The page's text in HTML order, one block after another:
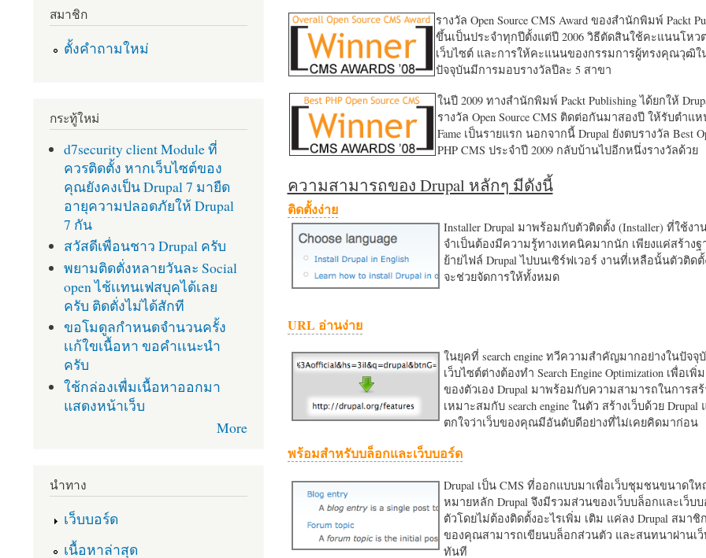
รางวัล Open Source CMS Award ของสำนักพิมพ์ Packt
ขึ้นเป็นประจำทุกปีตั้งแต่ปี 2006 วิธีตัดสินใช้คะแนนโหว
เว็บไซต์ และการให้คะแนนของกรรมการผู้ทรงคุณวุฒิใ
ปัจจุบันมีการมอบรางวัลปีละ 5 สาขา
ในปี 2009 ทางสำนักพิมพ์ Packt Publishing ได้ยกให้
รางวัล Open Source CMS ติดต่อกันมาสองปี ให้รับตำแ
Fame เป็นรายแรก นอกจากนี้ Drupal ยังตบรางวัล Best
PHP CMS ประจำปี 2009 กลับบ้านไปอีกหนึ่งรางวัลด้วย
ความสามารถของ Drupal หลักๆ มีดังนี้
ติดตั้งง่าย
Installer Drupal มาพร้อมกับตัวติดตั้ง (Installer) ที่ใช้งา
จำเป็นต้องมีความรู้ทางเทคนิคมากนัก เพียงแค่สร้าง
ย้ายไฟล์ Drupal ไปบนเซิร์ฟเวอร์ งานที่เหลือนั้นตัวติดตั้
จะช่วยจัดการให้ทั้งหมด
URL อ่านง่าย
ในยุคที่ search engine ทวีความสำคัญมากอย่างในปัจจุ
เว็บไซต์ต่างต้องทำ Search Engine Optimization เพื่อเ
ของตัวเอง Drupal มาพร้อมกับความสามารถในการสร้
เหมาะสมกับ search engine ในตัว สร้างเว็บด้วย
ตกใจว่าเว็บของคุณมีอันดับดีอย่างที่ไม่เคยคิดมาก่อน
พร้อมสำหรับบล็อกและเว็บบอร์ด
Drupal เป็น CMS ที่ออกแบบมาเพื่อเว็บชุมชนขนาดให
หมายหลัก Drupal จึงมีรวมส่วนของเว็บบล็อกและเว็บ
ตัวโดยไม่ต้องติดตั้งอะไรเพิ่ม เติม แค่ลง Drupal สมาชิ
ของคุณสามารถเขียนบล็อกส่วนตัว และสนทนาผ่านเว็
ทันที
สมาชิก
ตั้งคำถามใหม่
กระทู้ใหม่
d7security client Module ที่
ควรติดตั้ง หากเว็บไซต์ของ
คุณยังคงเป็น Drupal 7 มายืด
อายุความปลอดภัยให้ Drupal
7 กัน
สวัสดีเพื่อนชาว Drupal ครับ
พยามติดตั่งหลายวันละ Social
open ไช้เเทนเฟสบุคได้เลย
ครับ ติดตั่งไม่ได้สักที
ขอโมดูลกำหนดจำนวนครั้ง
เเก้ใขเนื้อหา ขอคำเเนะนำ
ครับ
ใช้กล่องเพื่มเนื้อหาออกมา
แสดงหน้าเว็บ
More
นำทาง
เว็บบอร์ด
เนื้อหาล่าสุด